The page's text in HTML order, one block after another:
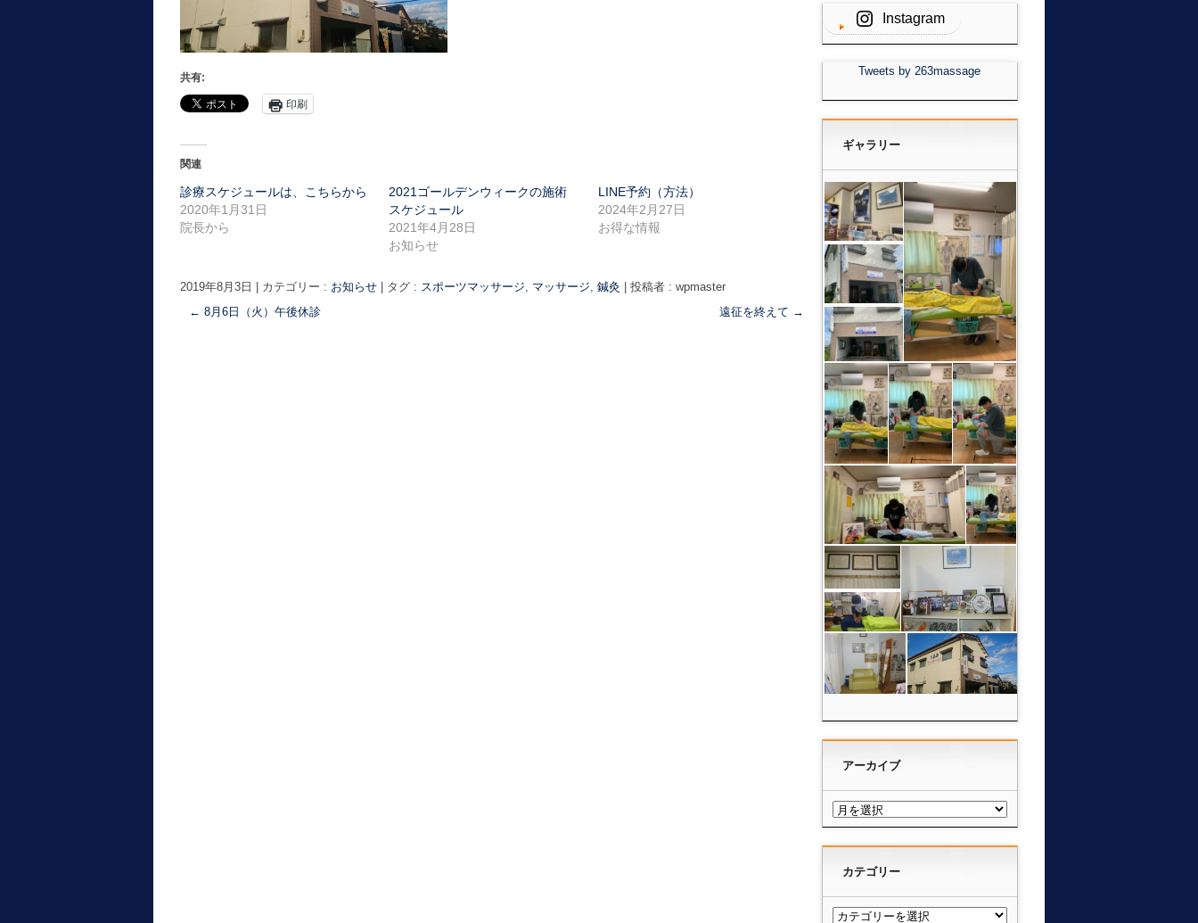
共有:
印刷
関連
診療スケジュールは、こちらから
2020年1月31日
院長から
2021ゴールデンウィークの施術
スケジュール
2021年4月28日
お知らせ
LINE予約（方法）
2024年2月27日
お得な情報
2019年8月3日 カテゴリー : お知らせ タグ : スポーツマッサージ, マッサージ, 鍼灸
投稿者 : wpmaster
← 8月6日（火）午後休診 遠征を終えて →
Instagram
Tweets by 263massage
ギャラリー
アーカイブ
カテゴリー